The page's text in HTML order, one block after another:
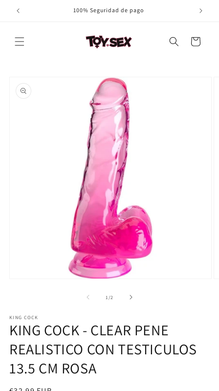
directamente
100% Seguridad de pago
Carrito
a la
información
una
ventana
modal
1 /de2
KING COCK
KING COCK - CLEAR PENE
REALISTICO CON TESTICULOS
13.5 CM ROSA